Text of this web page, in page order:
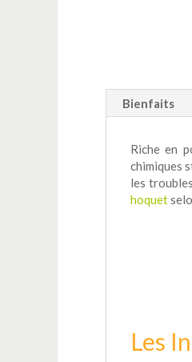
Bienfaits
Riche en
chimiques
les
hoquet
Les